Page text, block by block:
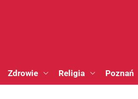
Zdrowie Religia Poznań